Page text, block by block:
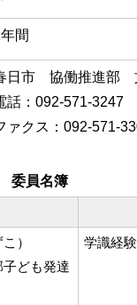
間
日市 協働推進部
話：092-571-3247
ァクス：092-571-
委員名簿
）
ども発達
学識経